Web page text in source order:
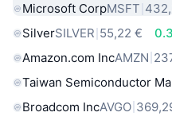
Microsoft CorpMSFT
SilverSILVER 55,22 €
Amazon.com IncAMZN
Taiwan Semiconductor
Broadcom IncAVGO